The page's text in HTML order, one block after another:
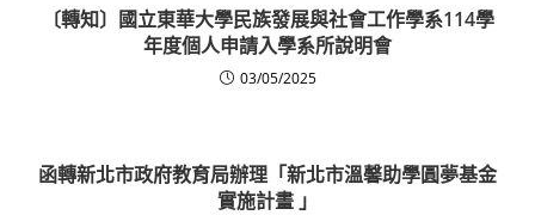
〔轉知〕國立東華大學民族發展與社會工作學系114學
年度個人申請入學系所說明會
03/05/2025
函轉新北市政府教育局辦理「新北市溫馨助學圓夢基金
實施計畫 」